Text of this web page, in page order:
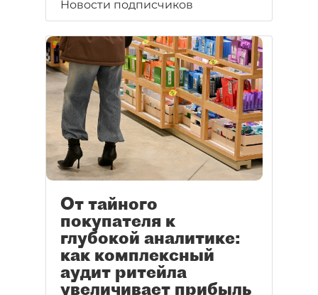
Новости подписчиков
От тайного
покупателя к
глубокой аналитике:
как комплексный
аудит ритейла
увеличивает прибыль